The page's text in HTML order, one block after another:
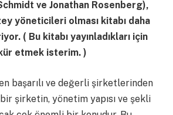
ve Jonathan Rosenberg),
yöneticileri olması kitabı daha
( Bu kitabı yayınladıkları için
etmek isterim. )
başarılı ve değerli şirketlerinden
şirketin, yönetim yapısı ve şekli